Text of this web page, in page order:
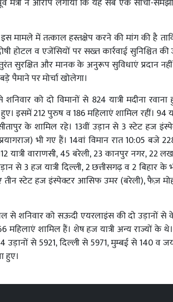
मंत्री ने आरोप लगाया कि यह सब एक सोची-
से इस मामले में तत्काल हस्तक्षेप करने की मांग की है
होटल व एजेंसियों पर सख्त कार्रवाई सुनिश्चित की
सुरक्षित और मानक के अनुरूप सुविधाएं प्रदान
पर मोर्चा खोलेगा।
को दो विमानों से 824 यात्री मदीना
हुए। इसमें 212 पुरुष व 186 महिलाएं शामिल रहीं। 94
के शामिल रहे। 13वीं उड़ान से 3 स्टेट हज
भी गए हैं। 14वां विमान रात 10:05 बजे
यात्री वाराणसी, 45 बरेली, 23 कानपुर नगर,
से 3 हज यात्री दिल्ली, 2 छत्तीसगढ़ व 2 बिहार के
तीन स्टेट हज इंस्पेक्टर आसिफ उमर (बरेली), फैज़
से शनिवार को सऊदी एयरलाइंस की दो उड़ानों से
महिलाएं शामिल हैं। शेष हज यात्री अन्य राज्यों के
से 5921, दिल्ली से 5971, मुम्बई से 140 व
हुए।